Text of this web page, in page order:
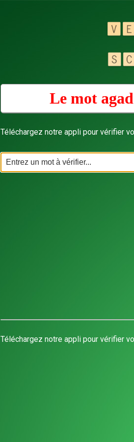
Le mot
Téléchargez notre appli pour vérifier
Téléchargez notre appli pour vérifier